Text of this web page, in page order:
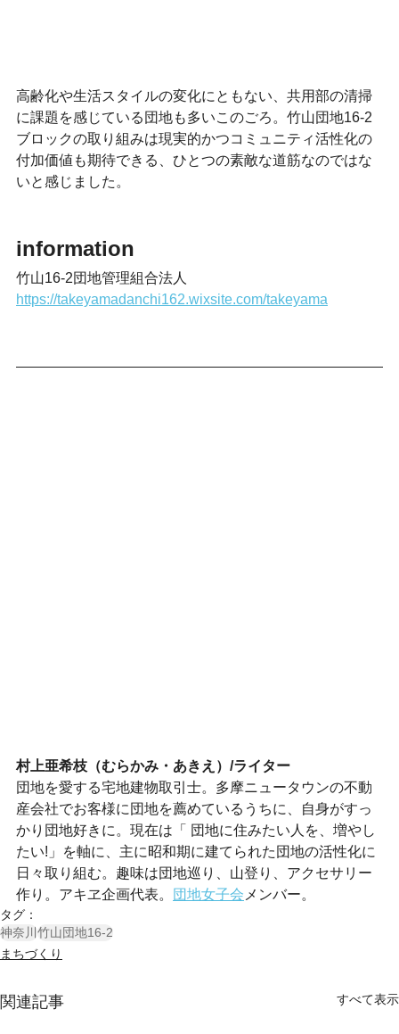
高齢化や生活スタイルの変化にともない、共用部の清掃
に課題を感じている団地も多いこのごろ。竹山団地16‐2
ブロックの取り組みは現実的かつコミュニティ活性化の
付加価値も期待できる、ひとつの素敵な道筋なのではな
いと感じました。
information
竹山16-2団地管理組合法人
https://takeyamadanchi162.wixsite.com/takeyama
村上亜希枝（むらかみ・あきえ）/ライター
団地を愛する宅地建物取引士。多摩ニュータウンの不動
産会社でお客様に団地を薦めているうちに、自身がすっ
かり団地好きに。現在は「 団地に住みたい人を、増やし
たい!」を軸に、主に昭和期に建てられた団地の活性化に
日々取り組む。趣味は団地巡り、山登り、アクセサリー
作り。アキヱ企画代表。
団地女子会 メンバー。
タグ：
神奈川竹山団地16-2
まちづくり
関連記事 すべて表示